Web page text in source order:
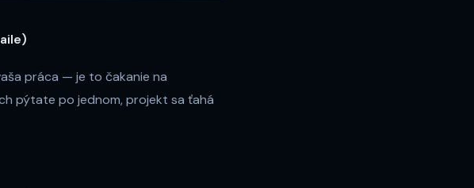
práca — je to čakanie na
pýtate po jednom, projekt sa ťahá